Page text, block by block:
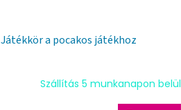
Játékkör a pocakos játékhoz
Szállítás 5 munkanapon belül